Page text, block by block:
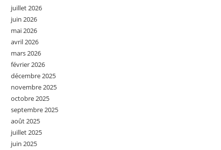
juillet 2026
juin 2026
mai 2026
avril 2026
mars 2026
février 2026
décembre 2025
novembre 2025
octobre 2025
septembre 2025
août 2025
juillet 2025
juin 2025